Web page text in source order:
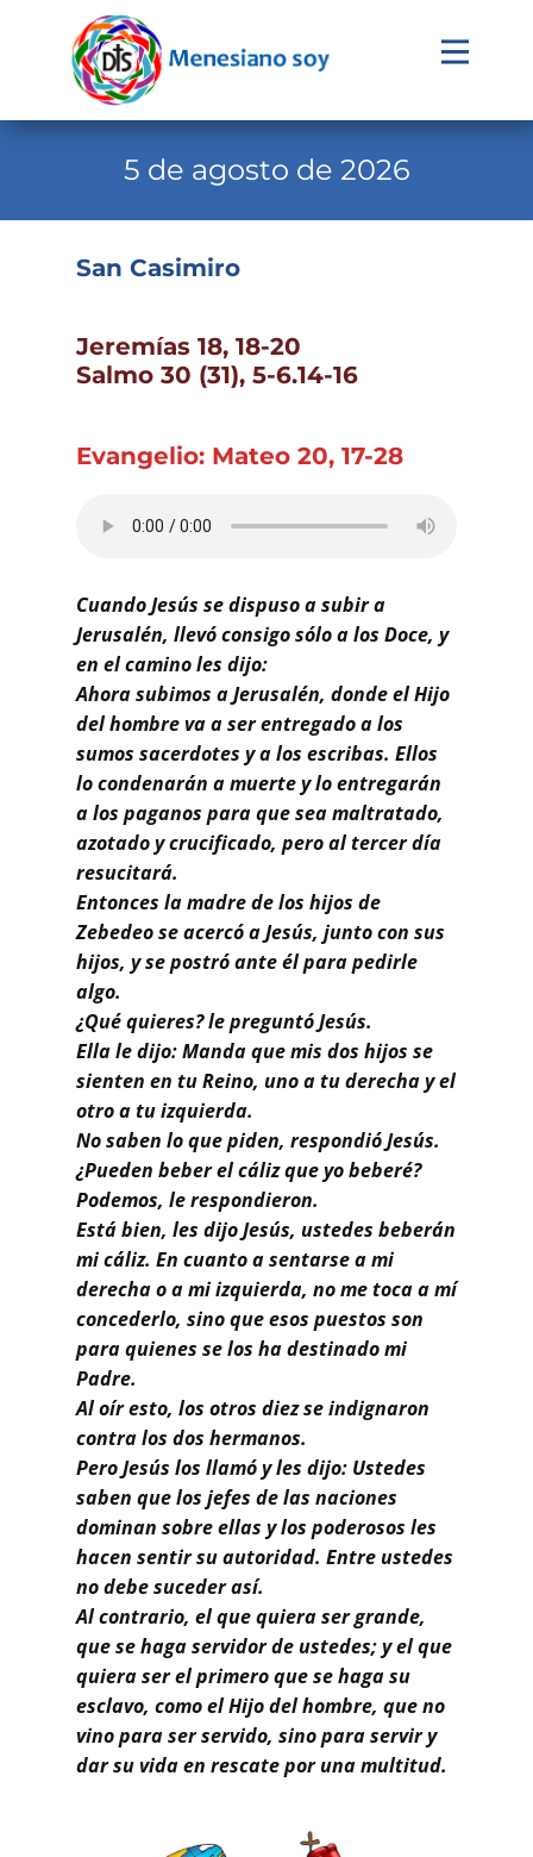
Evangelio
Familia Menesiana
Pastoral Vocacional
Recursos
5 de agosto de 2026
San Casimiro
Jeremías 18, 18-20
Salmo 30 (31), 5-6.14-16
Evangelio: Mateo 20, 17-28
Cuando Jesús se dispuso a subir a
Jerusalén, llevó consigo sólo a los Doce, y
en el camino les dijo:
Ahora subimos a Jerusalén, donde el Hijo
del hombre va a ser entregado a los
sumos sacerdotes y a los escribas. Ellos
lo condenarán a muerte y lo entregarán
a los paganos para que sea maltratado,
azotado y crucificado, pero al tercer día
resucitará.
Entonces la madre de los hijos de
Zebedeo se acercó a Jesús, junto con sus
hijos, y se postró ante él para pedirle
algo.
¿Qué quieres? le preguntó Jesús.
Ella le dijo: Manda que mis dos hijos se
sienten en tu Reino, uno a tu derecha y el
otro a tu izquierda.
No saben lo que piden, respondió Jesús.
¿Pueden beber el cáliz que yo beberé?
Podemos, le respondieron.
Está bien, les dijo Jesús, ustedes beberán
mi cáliz. En cuanto a sentarse a mi
derecha o a mi izquierda, no me toca a mí
concederlo, sino que esos puestos son
para quienes se los ha destinado mi
Padre.
Al oír esto, los otros diez se indignaron
contra los dos hermanos.
Pero Jesús los llamó y les dijo: Ustedes
saben que los jefes de las naciones
dominan sobre ellas y los poderosos les
hacen sentir su autoridad. Entre ustedes
no debe suceder así.
Al contrario, el que quiera ser grande,
que se haga servidor de ustedes; y el que
quiera ser el primero que se haga su
esclavo, como el Hijo del hombre, que no
vino para ser servido, sino para servir y
dar su vida en rescate por una multitud.